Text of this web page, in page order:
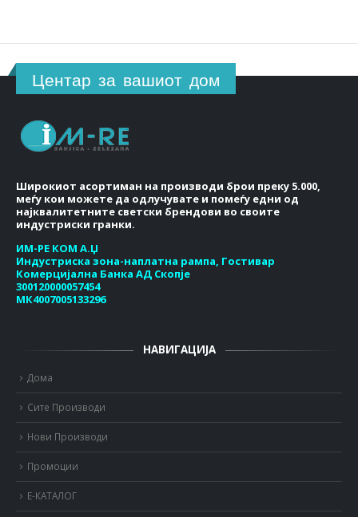
Центар за вашиот дом
Широкиот асортиман на производи брои преку 5.000,
меѓу кои можете да одлучувате и помеѓу едни од
најквалитетните светски брендови во своите
индустриски гранки.
ИМ-РЕ КОМ А.Џ
Индустриска зона-наплатна рампа, Гостивар
Комерцијална Банка АД Скопје
300120000057454
МК4007005133296
НАВИГАЦИЈА
Дома
Сите Производи
Нови Производи
Промоции
Е-КАТАЛОГ